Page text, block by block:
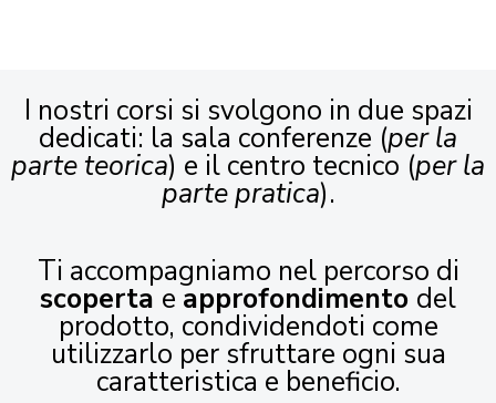
I nostri corsi si svolgono in due spazi
dedicati: la sala conferenze (per la
parte teorica) e il centro tecnico (per la
parte pratica).
Ti accompagniamo nel percorso di
scoperta e approfondimento del
prodotto, condividendoti come
utilizzarlo per sfruttare ogni sua
caratteristica e beneficio.